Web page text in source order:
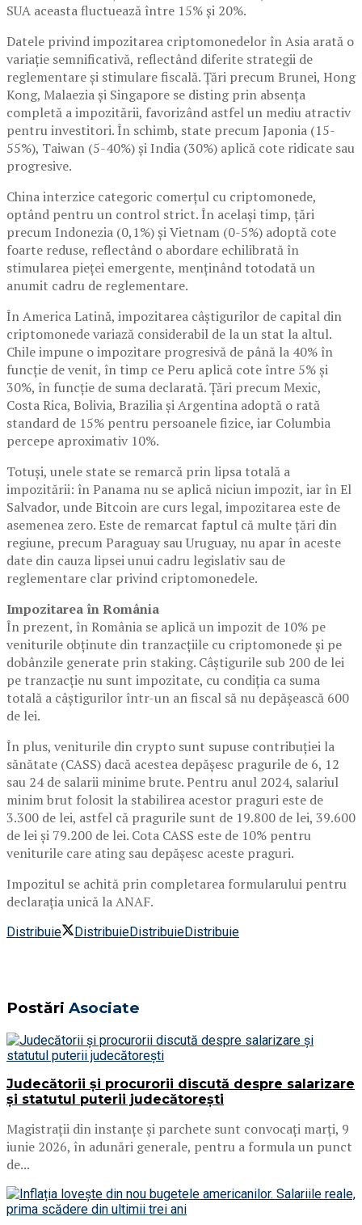
SUA aceasta fluctuează între 15% și 20%.
Datele privind impozitarea criptomonedelor în Asia arată o
variație semnificativă, reflectând diferite strategii de
reglementare și stimulare fiscală. Țări precum Brunei, Hong
Kong, Malaezia și Singapore se disting prin absența
completă a impozitării, favorizând astfel un mediu atractiv
pentru investitori. În schimb, state precum Japonia (15-
55%), Taiwan (5-40%) și India (30%) aplică cote ridicate sau
progresive.
China interzice categoric comerțul cu criptomonede,
optând pentru un control strict. În același timp, țări
precum Indonezia (0,1%) și Vietnam (0-5%) adoptă cote
foarte reduse, reflectând o abordare echilibrată în
stimularea pieței emergente, menținând totodată un
anumit cadru de reglementare.
În America Latină, impozitarea câștigurilor de capital din
criptomonede variază considerabil de la un stat la altul.
Chile impune o impozitare progresivă de până la 40% în
funcție de venit, în timp ce Peru aplică cote între 5% și
30%, în funcție de suma declarată. Țări precum Mexic,
Costa Rica, Bolivia, Brazilia și Argentina adoptă o rată
standard de 15% pentru persoanele fizice, iar Columbia
percepe aproximativ 10%.
Totuși, unele state se remarcă prin lipsa totală a
impozitării: în Panama nu se aplică niciun impozit, iar în El
Salvador, unde Bitcoin are curs legal, impozitarea este de
asemenea zero. Este de remarcat faptul că multe țări din
regiune, precum Paraguay sau Uruguay, nu apar în aceste
date din cauza lipsei unui cadru legislativ sau de
reglementare clar privind criptomonedele.
Impozitarea în România
În prezent, în România se aplică un impozit de 10% pe
veniturile obținute din tranzacțiile cu criptomonede și pe
dobânzile generate prin staking. Câștigurile sub 200 de lei
pe tranzacție nu sunt impozitate, cu condiția ca suma
totală a câștigurilor într-un an fiscal să nu depășească 600
de lei.
În plus, veniturile din crypto sunt supuse contribuției la
sănătate (CASS) dacă acestea depășesc pragurile de 6, 12
sau 24 de salarii minime brute. Pentru anul 2024, salariul
minim brut folosit la stabilirea acestor praguri este de
3.300 de lei, astfel că pragurile sunt de 19.800 de lei, 39.600
de lei și 79.200 de lei. Cota CASS este de 10% pentru
veniturile care ating sau depășesc aceste praguri.
Impozitul se achită prin completarea formularului pentru
declarația unică la ANAF.
Distribuie DistribuieDistribuieDistribuie
Postări Asociate
Judecătorii și procurorii discută despre salarizare
și statutul puterii judecătorești
Magistrații din instanțe și parchete sunt convocați marți, 9
iunie 2026, în adunări generale, pentru a formula un punct
de...